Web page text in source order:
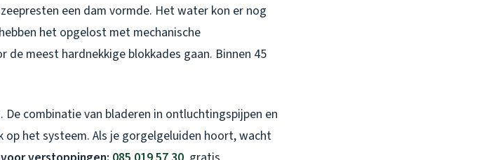
een dam vormde. Het water kon er nog
het opgelost met mechanische
meest hardnekkige blokkades gaan. Binnen 45
combinatie van bladeren in ontluchtingspijpen en
het systeem. Als je gorgelgeluiden hoort, wacht